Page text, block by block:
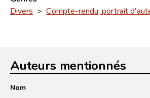
Divers > Compte-rendu, portrait
Auteurs mentionnés
Nom